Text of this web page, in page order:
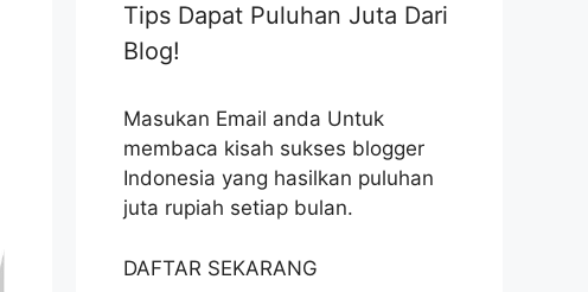
Tips Dapat Puluhan Juta Dari
Blog!
Masukan Email anda Untuk
membaca kisah sukses blogger
Indonesia yang hasilkan puluhan
juta rupiah setiap bulan.
DAFTAR SEKARANG